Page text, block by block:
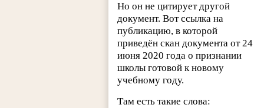
Но он не цитирует другой
документ. Вот ссылка на
публикацию, в которой
приведён скан документа от 24
июня 2020 года о признании
школы готовой к новому
учебному году.
Там есть такие слова: